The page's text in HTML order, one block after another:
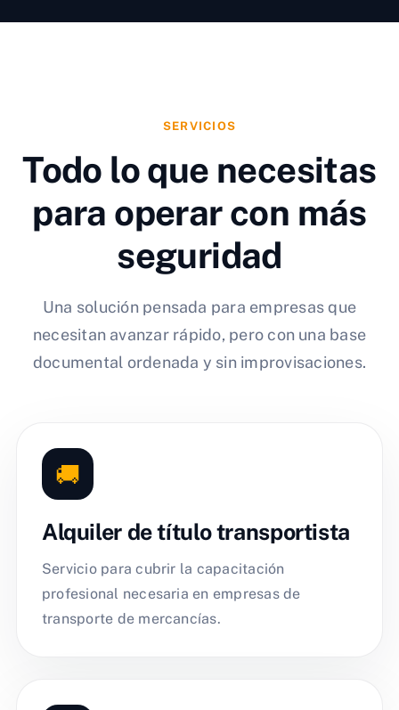
SERVICIOS
Todo lo que necesitas
para operar con más
seguridad
Una solución pensada para empresas que
necesitan avanzar rápido, pero con una base
documental ordenada y sin improvisaciones.
🚚
Alquiler de título transportista
Servicio para cubrir la capacitación
profesional necesaria en empresas de
transporte de mercancías.